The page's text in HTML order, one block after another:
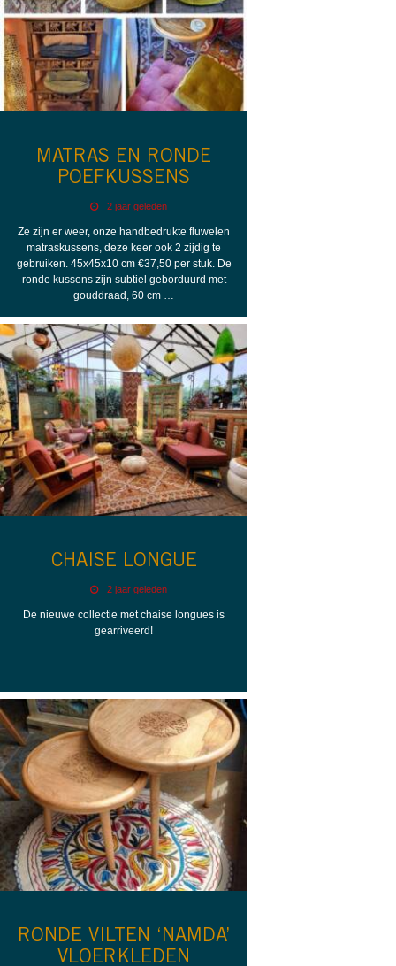
MATRAS EN RONDE
POEFKUSSENS
2 jaar geleden
Ze zijn er weer, onze handbedrukte fluwelen
matraskussens, deze keer ook 2 zijdig te
gebruiken. 45x45x10 cm €37,50 per stuk. De
ronde kussens zijn subtiel geborduurd met
gouddraad, 60 cm …
CHAISE LONGUE
2 jaar geleden
De nieuwe collectie met chaise longues is
gearriveerd!
RONDE VILTEN ‘NAMDA’
VLOERKLEDEN